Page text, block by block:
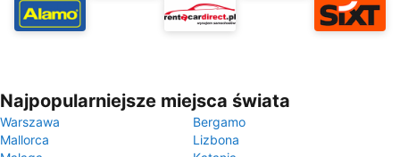
Najpopularniejsze miejsca świata
Warszawa
Bergamo
Mallorca
Lizbona